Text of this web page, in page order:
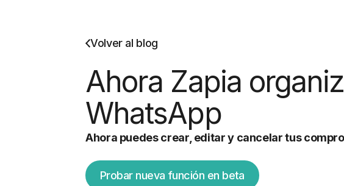
Volver al blog
Ahora Zapia
WhatsApp
Ahora puedes crear, editar y cancelar tus
Probar nueva función en beta